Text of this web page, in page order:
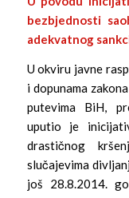
bezbjednosti
adekvatnog
U okviru javne
i dopunama
putevima BiH,
uputio je
drastičnog
slučajevima
još 28.8.2014.